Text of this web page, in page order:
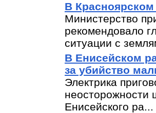
В
Министерство
рекомендовало
ситуации с
В Енисейском
за убийство
Электрика
неосторожности
Енисейского ра...